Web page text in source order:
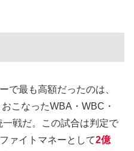
で最も高額だったのは、
こなったWBA・WBC・
戦だ。この試合は判定で
ァイトマネーとして2億